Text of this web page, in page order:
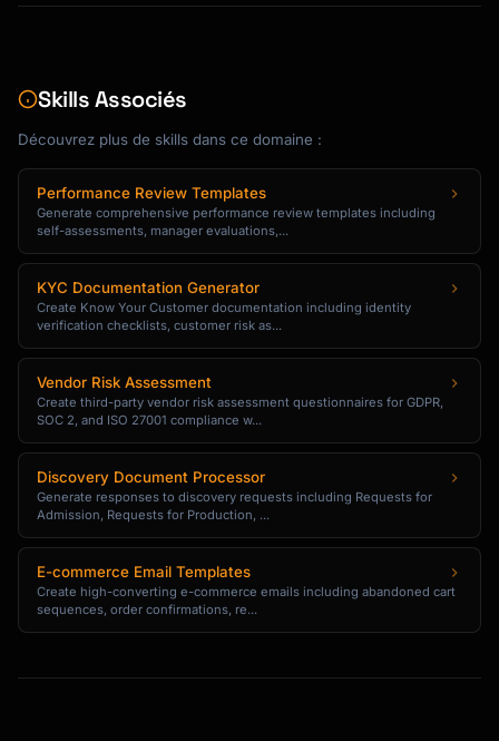
Skills Associés
Découvrez plus de skills dans ce domaine :
Performance Review Templates
Generate comprehensive performance review templates including
self-assessments, manager evaluations,...
KYC Documentation Generator
Create Know Your Customer documentation including identity
verification checklists, customer risk as...
Vendor Risk Assessment
Create third-party vendor risk assessment questionnaires for GDPR,
SOC 2, and ISO 27001 compliance w...
Discovery Document Processor
Generate responses to discovery requests including Requests for
Admission, Requests for Production, ...
E-commerce Email Templates
Create high-converting e-commerce emails including abandoned cart
sequences, order confirmations, re...